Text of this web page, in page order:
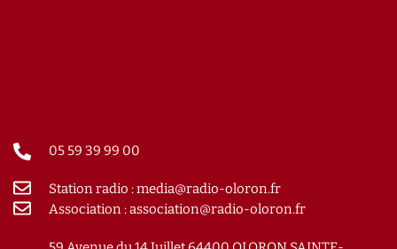
05 59 39 99 00
Station radio : media@radio-oloron.fr
Association : association@radio-oloron.fr